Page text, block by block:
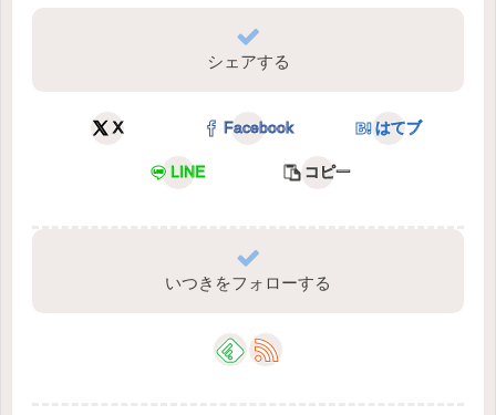
シェアする
X Facebook はてブ
LINE コピー
いつきをフォローする